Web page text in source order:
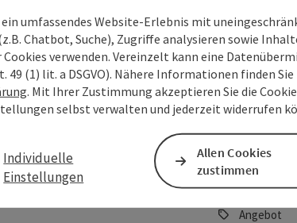
Angebot
Auszeit
Angebot
umfassendes Website-Erlebnis mit
Chatbot, Suche), Zugriffe analysieren sowie
verwenden. Vereinzelt kann eine
(1) lit. a DSGVO). Nähere Informationen finden Sie
. Mit Ihrer Zustimmung akzeptieren Sie die
selbst verwalten und jederzeit widerrufen
Individuelle
Einstellungen
Allen Cookies
zustimmen